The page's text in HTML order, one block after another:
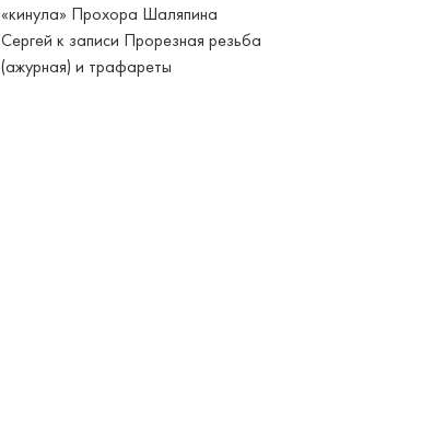
«кинула» Прохора Шаляпина
Сергей к записи Прорезная резьба
(ажурная) и трафареты